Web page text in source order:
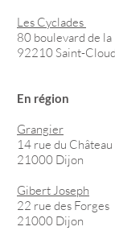
Les Cyclades
80 boulevard de
92210 Saint-Cloud
En région
Grangier
14 rue du Château
21000 Dijon
Gibert Joseph
22 rue des Forges
21000 Dijon